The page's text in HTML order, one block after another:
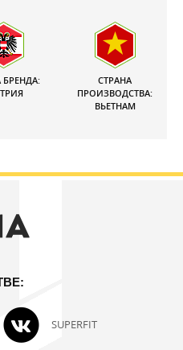
БРЕНДА:
СТРАНА
ПРОИЗВОДСТВА:
ВЬЕТНАМ
SUPERFIT